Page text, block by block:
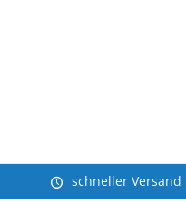
schneller